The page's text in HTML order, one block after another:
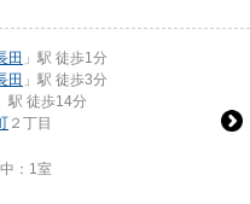
田 」駅 徒歩1分
田 」駅 徒歩3分
」駅 徒歩14分
２丁目
： 1室